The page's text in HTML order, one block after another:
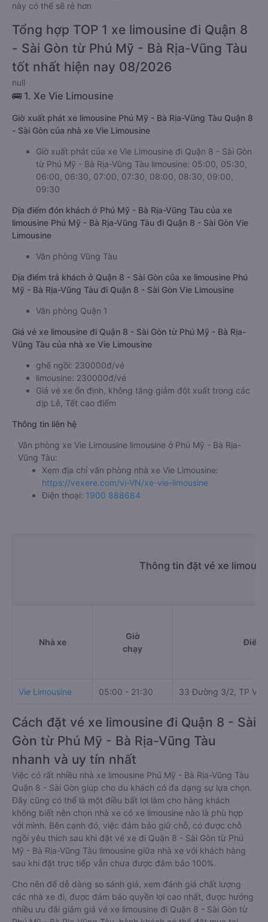
này có thể sẽ rẻ hơn
Tổng hợp TOP 1 xe limousine đi Quận 8
- Sài Gòn từ Phú Mỹ - Bà Rịa-Vũng Tàu
tốt nhất hiện nay 08/2026
null
🚌 1. Xe Vie Limousine
Giờ xuất phát xe limousine Phú Mỹ - Bà Rịa-Vũng Tàu Quận 8
- Sài Gòn của nhà xe Vie Limousine
Giờ xuất phát của xe Vie Limousine đi Quận 8 - Sài Gòn
từ Phú Mỹ - Bà Rịa-Vũng Tàu limousine: 05:00, 05:30,
06:00, 06:30, 07:00, 07:30, 08:00, 08:30, 09:00,
09:30
Địa điểm đón khách ở Phú Mỹ - Bà Rịa-Vũng Tàu của xe
limousine Phú Mỹ - Bà Rịa-Vũng Tàu đi Quận 8 - Sài Gòn Vie
Limousine
Văn phòng Vũng Tàu
Địa điểm trả khách ở Quận 8 - Sài Gòn của xe limousine Phú
Mỹ - Bà Rịa-Vũng Tàu đi Quận 8 - Sài Gòn Vie Limousine
Văn phòng Quận 1
Giá vé xe limousine đi Quận 8 - Sài Gòn từ Phú Mỹ - Bà Rịa-
Vũng Tàu của nhà xe Vie Limousine
ghế ngồi: 230000đ/vé
limousine: 230000đ/vé
Giá vé xe ổn định, không tăng giảm đột xuất trong các
dịp Lễ, Tết cao điểm
Thông tin liên hệ
Văn phòng xe Vie Limousine limousine ở Phú Mỹ - Bà Rịa-
Vũng Tàu:
Xem địa chỉ văn phòng nhà xe Vie Limousine:
https://vexere.com/vi-VN/xe-vie-limousine
Điện thoại: 1900 888684
Thông tin đặt vé xe
Nhà xe
Giờ
chạy
Điểm
Vie Limousine 05:00 - 21:30 33 Đường 3/2, TP
Cách đặt vé xe limousine đi Quận 8 - Sài
Gòn từ Phú Mỹ - Bà Rịa-Vũng Tàu
nhanh và uy tín nhất
Việc có rất nhiều nhà xe limousine Phú Mỹ - Bà Rịa-Vũng Tàu
Quận 8 - Sài Gòn giúp cho du khách có đa dạng sự lựa chọn.
Đây cũng có thể là một điều bất lợi làm cho hàng khách
không biết nên chọn nhà xe có xe limousine nào là phù hợp
với mình. Bên cạnh đó, việc đảm bảo giữ chỗ, có được chỗ
ngồi yêu thích sau khi đặt vé xe đi Quận 8 - Sài Gòn từ Phú
Mỹ - Bà Rịa-Vũng Tàu limousine giữa nhà xe với khách hàng
sau khi đặt trực tiếp vẫn chưa được đảm bảo 100%.
Cho nên để dễ dàng so sánh giá, xem đánh giá chất lượng
các nhà xe đi, được đảm bảo quyền lợi cao nhất, được hưởng
nhiều ưu đãi giảm giá vé xe limousine đi Quận 8 - Sài Gòn từ